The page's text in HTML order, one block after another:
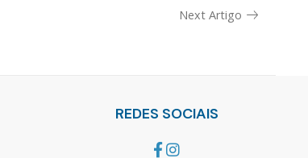
Next Artigo
REDES SOCIAIS